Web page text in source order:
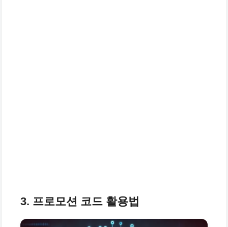
3. 프로모션 코드 활용법